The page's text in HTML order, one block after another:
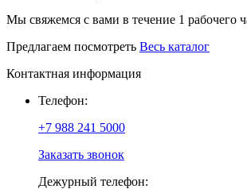
Мы свяжемся с вами в течение 1 рабочего
Предлагаем посмотреть Весь каталог
Контактная информация
Телефон:
+7 988 241 5000
Заказать звонок
Дежурный телефон: